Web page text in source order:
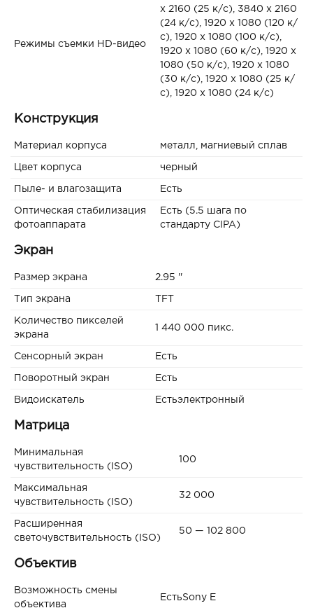
Режимы съемки HD-видео
x 2160 (25 к/с), 3840 x 2160
(24 к/с), 1920 x 1080 (120 к/
с), 1920 x 1080 (100 к/с),
1920 x 1080 (60 к/с), 1920 x
1080 (50 к/с), 1920 x 1080
(30 к/с), 1920 x 1080 (25 к/
с), 1920 x 1080 (24 к/с)
Конструкция
Материал корпуса металл, магниевый сплав
Цвет корпуса черный
Пыле- и влагозащита Есть
Оптическая стабилизация
фотоаппарата
Есть (5.5 шага по
стандарту CIPA)
Экран
Размер экрана 2.95 ''
Тип экрана TFT
Количество пикселей
экрана
1 440 000 пикс.
Сенсорный экран Есть
Поворотный экран Есть
Видоискатель Естьэлектронный
Матрица
Минимальная
чувствительность (ISO)
100
Максимальная
чувствительность (ISO)
32 000
Расширенная
светочувствительность (ISO)
50 — 102 800
Объектив
Возможность смены
объектива
ЕстьSony E